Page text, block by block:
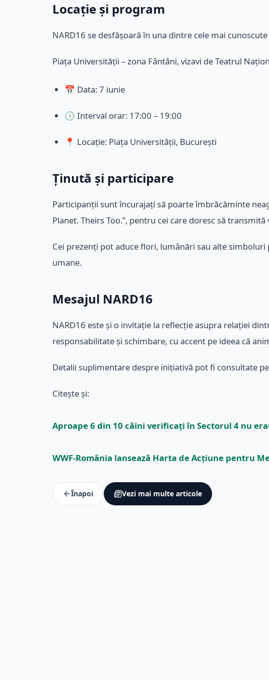
Locație și program
NARD16 se desfășoară în una dintre cele mai
Piața Universității – zona Fântâni, vizavi de Teatrul
📅 Data: 7 iunie
🕔 Interval orar: 17:00 – 19:00
📍 Locație: Piața Universității, București
Ținută și participare
Participanții sunt încurajați să poarte îmbrăcăminte
Planet. Theirs Too.”, pentru cei care doresc să
Cei prezenți pot aduce flori, lumânări sau alte
umane.
Mesajul NARD16
NARD16 este și o invitație la reflecție asupra relației
responsabilitate și schimbare, cu accent pe ideea că
Detalii suplimentare despre inițiativă pot fi consultate
Citește și:
Aproape 6 din 10 câini verificați în Sectorul 4 nu
WWF-România lansează Harta de Acțiune pentru
Înapoi Vezi mai multe articole